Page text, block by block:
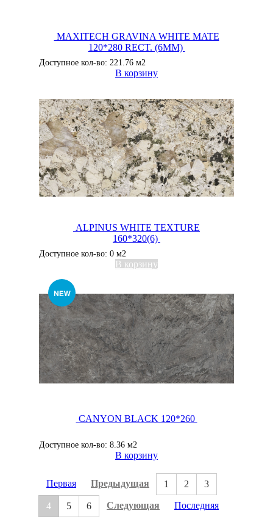
MAXITECH GRAVINA WHITE MATE
120*280 RECT. (6MM)
Доступное кол-во: 221.76 м2
В корзину
ALPINUS WHITE TEXTURE
160*320(6)
Доступное кол-во: 0 м2
В корзину
CANYON BLACK 120*260
Доступное кол-во: 8.36 м2
В корзину
Первая Предыдущая 1 2 3
4 5 6 Следующая Последняя